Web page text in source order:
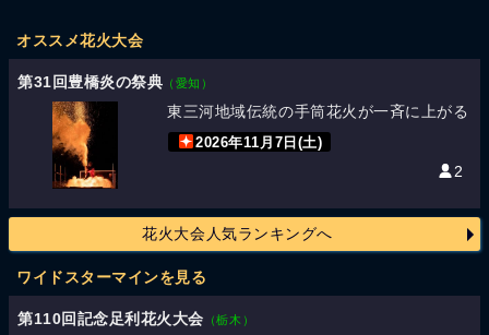
オススメ花火大会
第31回豊橋炎の祭典 （愛知）
東三河地域伝統の手筒花火が一斉に上がる
2026年11月7日(土)
2
花火大会人気ランキングへ
ワイドスターマインを見る
第110回記念足利花火大会 （栃木）